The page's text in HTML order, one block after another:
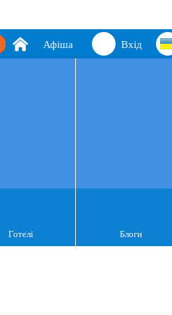
Вхід
Афіша
Готелі Блоги